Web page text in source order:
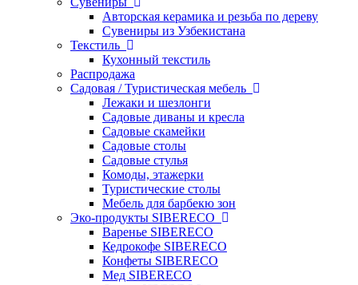
Авторская керамика и резьба по дереву
Сувениры из Узбекистана
Текстиль
Кухонный текстиль
Распродажа
Садовая / Туристическая мебель
Лежаки и шезлонги
Садовые диваны и кресла
Садовые скамейки
Садовые столы
Садовые стулья
Комоды, этажерки
Туристические столы
Мебель для барбекю зон
Эко-продукты SIBERECO
Варенье SIBERECO
Кедрокофе SIBERECO
Конфеты SIBERECO
Мед SIBERECO